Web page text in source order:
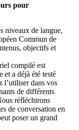
pour
niveaux de langue,
Commun de
objectifs et
compilé est
et a déjà été testé
l’utiliser dans vos
de différents
réfléchirons
de conversation en
poser un grand